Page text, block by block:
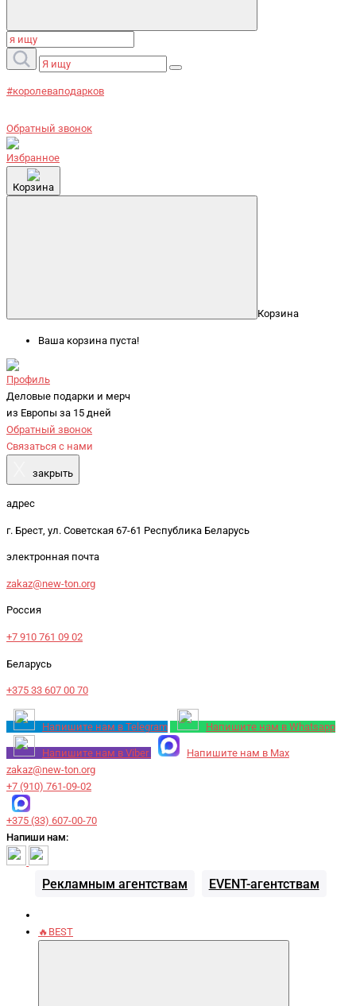
#королеваподарков
Обратный звонок
Избранное
Корзина
Корзина
Ваша корзина пуста!
Профиль
Деловые подарки и мерч
из Европы за 15 дней
Обратный звонок
Связаться с нами
закрыть
адрес
г. Брест, ул. Советская 67-61 Республика Беларусь
электронная почта
zakaz@new-ton.org
Россия
+7 910 761 09 02
Беларусь
+375 33 607 00 70
Напишите нам в Telegram Напишите нам в Whatsapp
Напишите нам в Viber
Напишите нам в Max
zakaz@new-ton.org
+7 (910) 761-09-02
+375 (33) 607-00-70
Напиши нам:
Рекламным агентствам EVENT-агентствам
🔥BEST